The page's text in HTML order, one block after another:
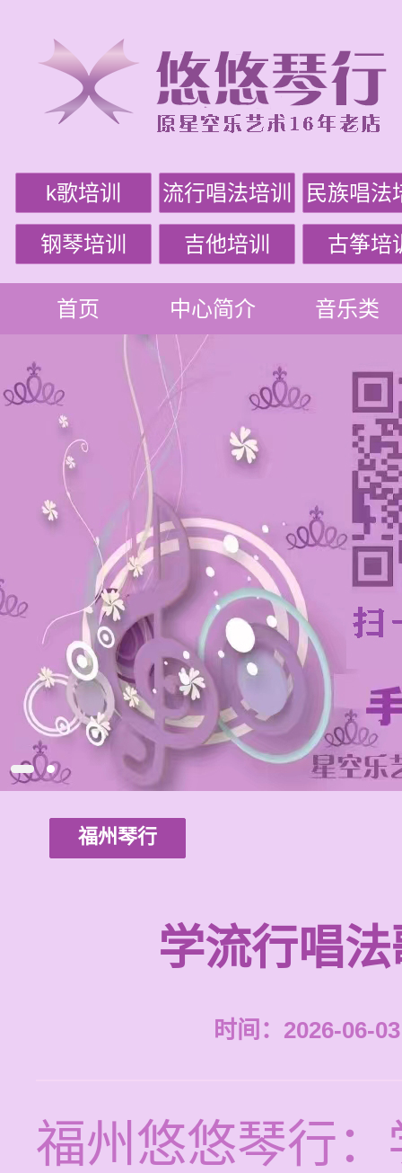
k歌培训 流行唱法培训 民族唱法
钢琴培训 吉他培训 古筝培
首页 中心简介 音乐类
福州琴行
学流行唱
时间：2026-06-
福州悠悠琴行